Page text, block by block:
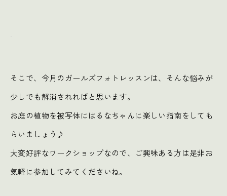
そこで、今月のガールズフォトレッスンは、そんな悩みが
少しでも解消されればと思います。
お庭の植物を被写体にはるなちゃんに楽しい指南をしても
らいましょう♪
大変好評なワークショップなので、ご興味ある方は是非お
気軽に参加してみてくださいね。